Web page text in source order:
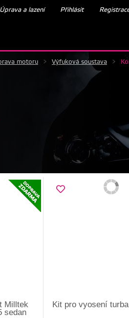
Úprava a lazení Přihlásit
motoru > Výfuková soustava >
Milltek
sedan
Kit pro vyosení